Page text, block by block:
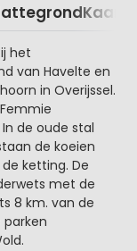
Kaart
het
van Havelte en
in Overijssel.
de oude stal
de koeien
ketting. De
met de
8 km. van de
parken